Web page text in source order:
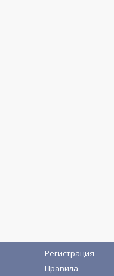
Регистрация
Правила